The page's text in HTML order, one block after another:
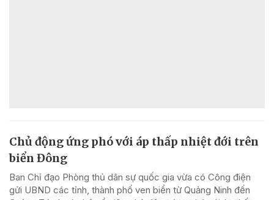
Chủ động ứng phó với áp thấp nhiệt đới trên
biển Đông
Ban Chỉ đạo Phòng thủ dân sự quốc gia vừa có Công điện
gửi UBND các tỉnh, thành phố ven biển từ Quảng Ninh đến